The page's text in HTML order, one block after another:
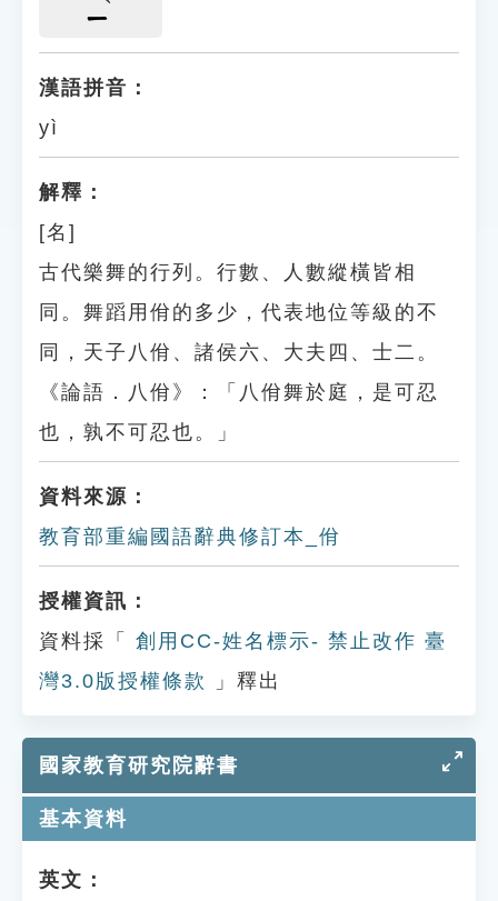
ㄧ
漢語拼音：
yì
解釋：
[名]
古代樂舞的行列。行數、人數縱橫皆相
同。舞蹈用佾的多少，代表地位等級的不
同，天子八佾、諸侯六、大夫四、士二。
《論語．八佾》：「八佾舞於庭，是可忍
也，孰不可忍也。」
資料來源：
教育部重編國語辭典修訂本_佾
授權資訊：
資料採「
創用CC-姓名標示- 禁止改作 臺
灣3.0版授權條款
」釋出
國家教育研究院辭書
基本資料
英文：